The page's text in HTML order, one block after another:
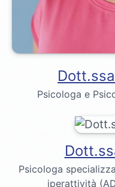
Psicologa e
Psicologa
iperattività